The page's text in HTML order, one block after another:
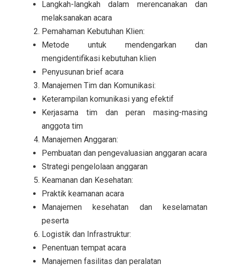
Langkah-langkah dalam merencanakan dan
melaksanakan acara
Pemahaman Kebutuhan Klien:
Metode untuk mendengarkan dan
mengidentifikasi kebutuhan klien
Penyusunan brief acara
Manajemen Tim dan Komunikasi:
Keterampilan komunikasi yang efektif
Kerjasama tim dan peran masing-masing
anggota tim
Manajemen Anggaran:
Pembuatan dan pengevaluasian anggaran acara
Strategi pengelolaan anggaran
Keamanan dan Kesehatan:
Praktik keamanan acara
Manajemen kesehatan dan keselamatan
peserta
Logistik dan Infrastruktur:
Penentuan tempat acara
Manajemen fasilitas dan peralatan